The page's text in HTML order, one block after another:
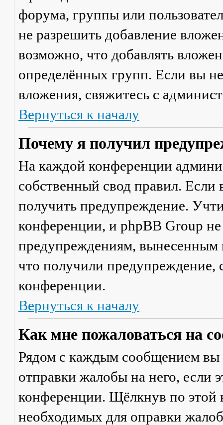
форума, группы или
не разрешить добавление
возможно, что добавлять
определённых групп. Если вы
вложения, свяжитесь с
Вернуться к началу
Почему я получил
На каждой конференции
собственный свод правил.
получить предупреждение.
конференции, и phpBB Group
предупреждениям, вынесенным
что получили предупреждение,
конференции.
Вернуться к началу
Как мне пожаловаться на
Рядом с каждым сообщением вы
отправки жалобы на него, если
конференции. Щёлкнув по этой
необходимых для оправки